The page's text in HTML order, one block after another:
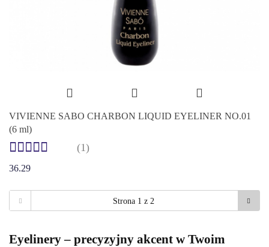
VIVIENNE SABO CHARBON LIQUID EYELINER NO.01
(6 ml)
(1)
36.29
Eyelinery – precyzyjny akcent w Twoim